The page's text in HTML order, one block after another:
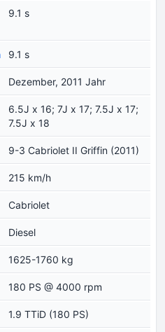
9.1 s
9.1 s
Dezember, 2011 Jahr
6.5J x 16; 7J x 17; 7.5J x 17;
7.5J x 18
9-3 Cabriolet II Griffin (2011)
215 km/h
Cabriolet
Diesel
1625-1760 kg
180 PS @ 4000 rpm
1.9 TTiD (180 PS)